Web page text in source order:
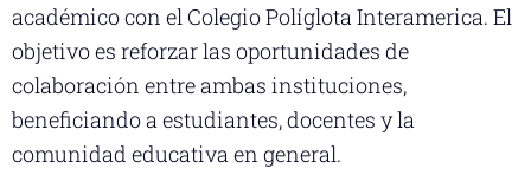
académico con el Colegio Políglota Interamerica. El
objetivo es reforzar las oportunidades de
colaboración entre ambas instituciones,
beneficiando a estudiantes, docentes y la
comunidad educativa en general.